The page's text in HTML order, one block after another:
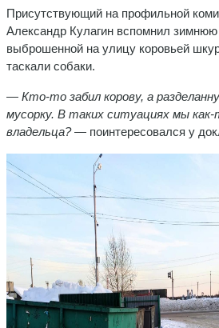
Присутствующий на профильной
Александр Кулагин вспомнил
выброшенной на улицу коровьей
таскали собаки.
— Кто-то забил корову, а
мусорку. В таких ситуациях мы
владельца?— поинтересовался у